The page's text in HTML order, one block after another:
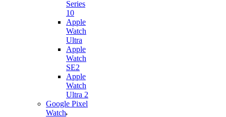
Series
10
Apple
Watch
Ultra
Apple
Watch
SE2
Apple
Watch
Ultra 2
Google Pixel
Watch